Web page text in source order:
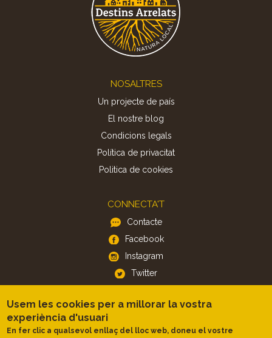
NOSALTRES
Un projecte de país
El nostre blog
Condicions legals
Política de privacitat
Politica de cookies
CONNECTA'T
Contacte
Facebook
Instagram
Twitter
APP
iOS
Usem les cookies per a millorar la vostra
experiència d'usuari
En fer clic a qualsevol enllaç del lloc web, doneu el vostre